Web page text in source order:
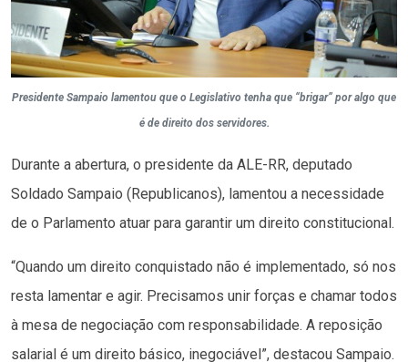
Presidente Sampaio lamentou que o Legislativo tenha que “brigar” por algo que
é de direito dos servidores.
Durante a abertura, o presidente da ALE-RR, deputado
Soldado Sampaio (Republicanos), lamentou a necessidade
de o Parlamento atuar para garantir um direito constitucional.
“Quando um direito conquistado não é implementado, só nos
resta lamentar e agir. Precisamos unir forças e chamar todos
à mesa de negociação com responsabilidade. A reposição
salarial é um direito básico, inegociável”, destacou Sampaio.